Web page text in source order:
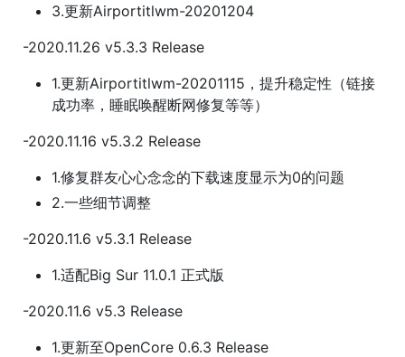
3.更新Airportitlwm-20201204
-2020.11.26 v5.3.3 Release
1.更新Airportitlwm-20201115，提升稳定性（链接
成功率，睡眠唤醒断网修复等等）
-2020.11.16 v5.3.2 Release
1.修复群友心心念念的下载速度显示为0的问题
2.一些细节调整
-2020.11.6 v5.3.1 Release
1.适配Big Sur 11.0.1 正式版
-2020.11.6 v5.3 Release
1.更新至OpenCore 0.6.3 Release